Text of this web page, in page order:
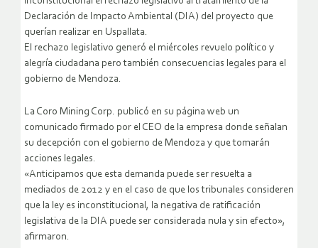
Declaración de Impacto Ambiental (DIA) del proyecto que
querían realizar en Uspallata.
El rechazo legislativo generó el miércoles revuelo político y
alegría ciudadana pero también consecuencias legales para el
gobierno de Mendoza.
La Coro Mining Corp. publicó en su página web un
comunicado firmado por el CEO de la empresa donde señalan
su decepción con el gobierno de Mendoza y que tomarán
acciones legales.
«Anticipamos que esta demanda puede ser resuelta a
mediados de 2012 y en el caso de que los tribunales consideren
que la ley es inconstitucional, la negativa de ratificación
legislativa de la DIA puede ser considerada nula y sin efecto»,
afirmaron.